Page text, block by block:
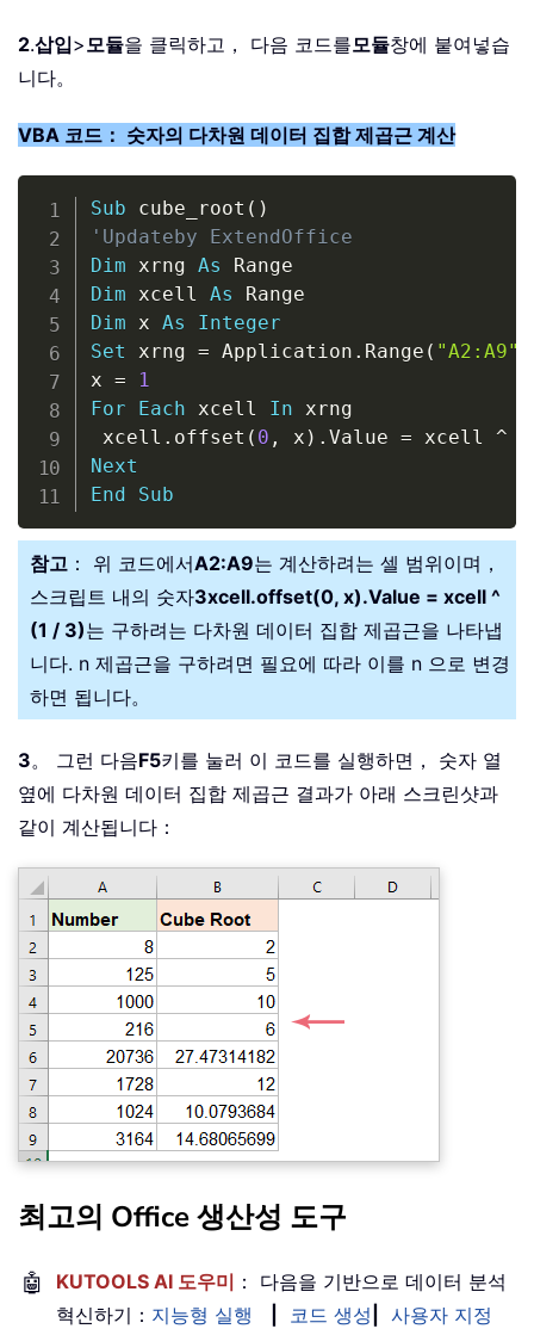
2.삽입>모듈을 클릭하고， 다음 코드를모듈창에 붙여넣습
니다。
VBA 코드： 숫자의 다차원 데이터 집합 제곱근 계산
Sub cube_root ( )
'Updateby ExtendOffice
Dim xrng As
Dim xcell As
Dim x As
Integer
Set xrng = Application . Range ( "A2:A9"
x =
1
For
Each xcell In xrng
xcell . offset ( 0 , x ) . Value = xcell ^
Next
End
Sub
참고 ： 위 코드에서A2:A9는 계산하려는 셀 범위이며，
스크립트 내의 숫자3xcell.offset(0, x).Value = xcell ^
(1 / 3)는 구하려는 다차원 데이터 집합 제곱근을 나타냅
니다. n 제곱근을 구하려면 필요에 따라 이를 n 으로 변경
하면 됩니다。
3。 그런 다음F5키를 눌러 이 코드를 실행하면， 숫자 열
옆에 다차원 데이터 집합 제곱근 결과가 아래 스크린샷과
같이 계산됩니다：
최고의 Office 생산성 도구
🤖 KUTOOLS AI 도우미 ： 다음을 기반으로 데이터 분석
혁신하기： 지능형 실행 코드 생성
사용자 지정